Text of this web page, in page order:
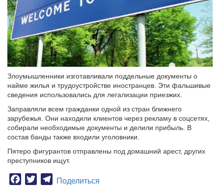
Злоумышленники изготавливали поддельные документы о
найме жилья и трудоустройстве иностранцев. Эти фальшивые
сведения использовались для легализации приезжих.
Заправляли всем гражданки одной из стран ближнего
зарубежья. Они находили клиентов через рекламу в соцсетях,
собирали необходимые документы и делили прибыль. В
состав банды также входили уголовники.
Пятеро фигурантов отправлены под домашний арест, других
преступников ищут.
Facebook
TwitterTelegram
Поделиться